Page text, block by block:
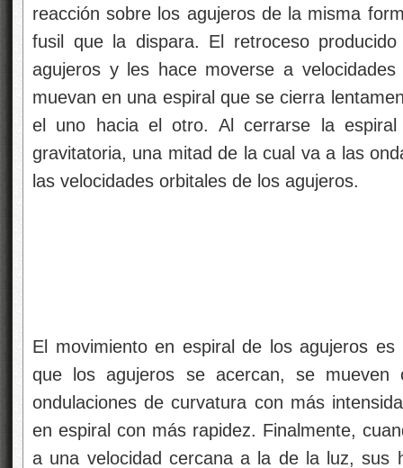
reacción sobre los agujeros de la misma
fusil que la dispara. El retroceso
agujeros y les hace moverse a
muevan en una espiral que se cierra
el uno hacia el otro. Al cerrarse la
gravitatoria, una mitad de la cual va a las
las velocidades orbitales de los agujeros.
El movimiento en espiral de los agujeros
que los agujeros se acercan, se mueven
ondulaciones de curvatura con más
en espiral con más rapidez. Finalmente,
a una velocidad cercana a la de la luz, sus